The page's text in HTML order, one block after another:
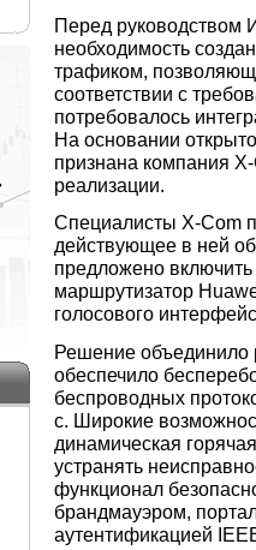
Перед руководством
необходимость
трафиком,
соответствии с
потребовалось
На основании
признана компания
реализации.
Специалисты X-Com
действующее в ней
предложено
маршрутизатор
голосового
Решение объединило
обеспечило
беспроводных
с. Широкие
динамическая
устранять
функционал
брандмауэром,
аутентификацией